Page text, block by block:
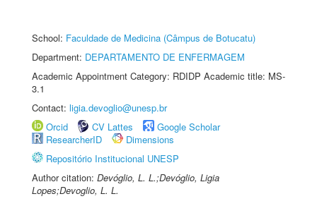
School: Faculdade de Medicina (Câmpus de Botucatu)
Department: DEPARTAMENTO DE ENFERMAGEM
Academic Appointment Category: RDIDP Academic title: MS-
3.1
Contact: ligia.devoglio@unesp.br
Orcid
CV Lattes
Google Scholar
ResearcherID
Dimensions
Repositório Institucional UNESP
Author citation: Devóglio, L. L.;Devóglio, Ligia
Lopes;Devoglio, L. L.